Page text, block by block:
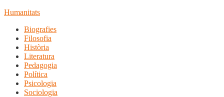
Humanitats
Biografies
Filosofia
Història
Literatura
Pedagogia
Política
Psicologia
Sociologia